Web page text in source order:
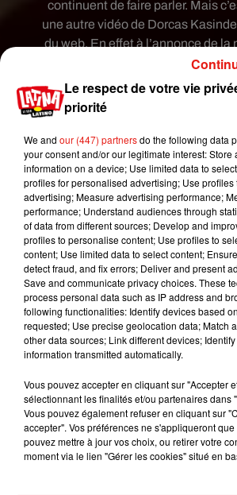
Publié : 3 janvier 2019 à 9h30
Tambellini
continuent de faire parler. Mais
une autre vidéo de Dorcas
du web. En effet à l’annonce de la
Afrique lors de l’élection fin
l’organisation a eu l’idée de
d’artifice. Malheureusement un
Les cheveux de#MissCongo
avoir été couronnée
@Lezinfluenceurs
pic.twitter.com/
— LesNews (@LesNews)29
Comme le montre la vidéo,
s’est rendue compte de rien.
la sécurité a rapidement réagi. Elle
tour au salon de
Mundo Latino
Le respect de votre vie
priorité
We and our (447) partnersdo the following data
your consent and/or our legitimate interest: Store
information on a device; Use limited data to
profiles for personalised advertising; Use
advertising; Measure advertising performance;
performance; Understand audiences through
of data from different sources; Develop and
profiles to personalise content; Use profiles to
content; Use limited data to select content;
detect fraud, and fix errors; Deliver and present
Save and communicate privacy choices. These
process personal data such as IP address and
following functionalities: Identify devices based
requested; Use precise geolocation data; Match
other data sources; Link different devices;
information transmitted automatically.
Vous pouvez accepter en cliquant sur "Accepter
sélectionnant les finalités et/ou partenaires dans
Vous pouvez également refuser en cliquant sur
accepter". Vos préférences ne s'appliqueront
pouvez mettre à jour vos choix, ou retirer votre
moment via le lien "Gérer les cookies" situé en